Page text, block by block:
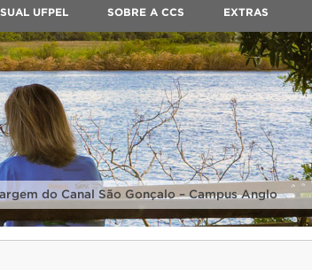
UFPEL SOBRE A CCS EXTRAS
do Canal São Gonçalo – Campus Anglo